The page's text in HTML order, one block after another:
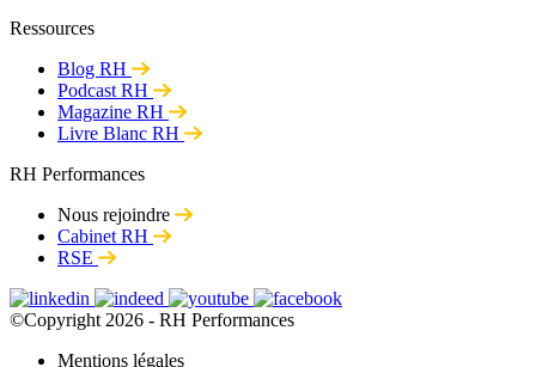
Ressources
Blog RH
Podcast RH
Magazine RH
Livre Blanc RH
RH Performances
Nous rejoindre
Cabinet RH
RSE
©Copyright 2026 - RH Performances
Mentions légales